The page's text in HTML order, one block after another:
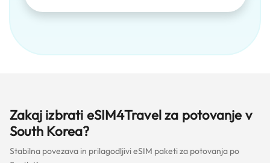
Zakaj izbrati eSIM4Travel za potovanje v
South Korea?
Stabilna povezava in prilagodljivi eSIM paketi za potovanja po